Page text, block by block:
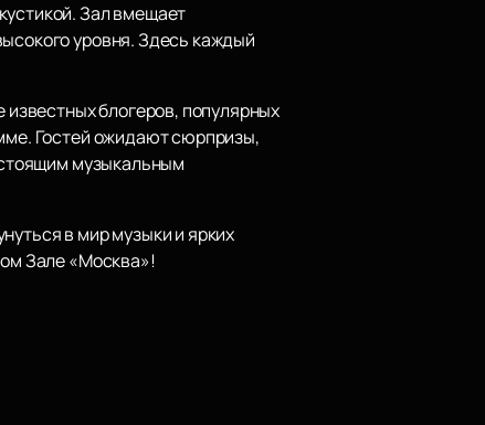
Зал вмещает
уровня. Здесь каждый
блогеров, популярных
Гостей ожидают сюрпризы,
музыкальным
в мир музыки и ярких
Зале «Москва»!